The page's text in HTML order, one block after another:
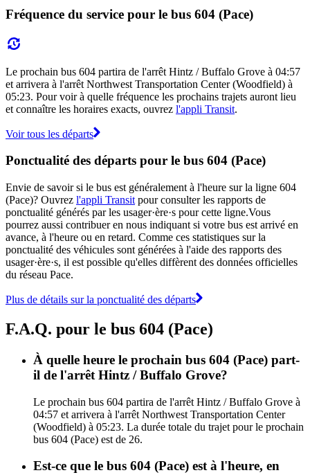
Fréquence du service pour le bus 604 (Pace)
Le prochain bus 604 partira de l'arrêt Hintz / Buffalo Grove à 04:57
et arrivera à l'arrêt Northwest Transportation Center (Woodfield) à
05:23. Pour voir à quelle fréquence les prochains trajets auront lieu
et connaître les horaires exacts, ouvrez l'appli Transit.
Voir tous les départs
Ponctualité des départs pour le bus 604 (Pace)
Envie de savoir si le bus est généralement à l'heure sur la ligne 604
(Pace)? Ouvrez l'appli Transit pour consulter les rapports de
ponctualité générés par les usager·ère·s pour cette ligne.Vous
pourrez aussi contribuer en nous indiquant si votre bus est arrivé en
avance, à l'heure ou en retard. Comme ces statistiques sur la
ponctualité des véhicules sont générées à l'aide des rapports des
usager·ère·s, il est possible qu'elles diffèrent des données officielles
du réseau Pace.
Plus de détails sur la ponctualité des départs
F.A.Q. pour le bus 604 (Pace)
À quelle heure le prochain bus 604 (Pace) part-
il de l'arrêt Hintz / Buffalo Grove?
Le prochain bus 604 partira de l'arrêt Hintz / Buffalo Grove à
04:57 et arrivera à l'arrêt Northwest Transportation Center
(Woodfield) à 05:23. La durée totale du trajet pour le prochain
bus 604 (Pace) est de 26.
Est-ce que le bus 604 (Pace) est à l'heure, en